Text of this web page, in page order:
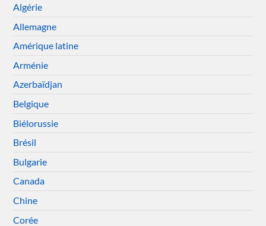
Algérie
Allemagne
Amérique latine
Arménie
Azerbaïdjan
Belgique
Biélorussie
Brésil
Bulgarie
Canada
Chine
Corée